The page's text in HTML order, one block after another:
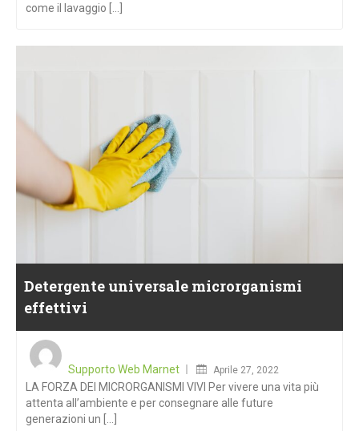
come il lavaggio [...]
Detergente universale microrganismi
effettivi
Supporto Web Marnet
Aprile 27, 2022
LA FORZA DEI MICRORGANISMI VIVI Per vivere una vita più
attenta all’ambiente e per consegnare alle future
generazioni un [...]